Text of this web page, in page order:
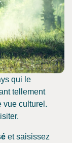
qui le
tellement
vue culturel.
et saisissez